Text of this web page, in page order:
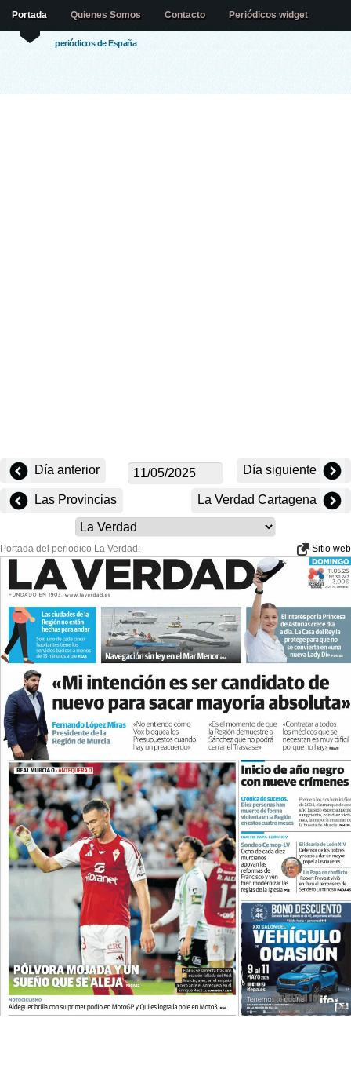
periódicos de España
Portada Quienes Somos Contacto Periódicos widget
Día anterior Día siguiente
Las Provincias La Verdad Cartagena
Portada del periodico La Verdad: Sitio web